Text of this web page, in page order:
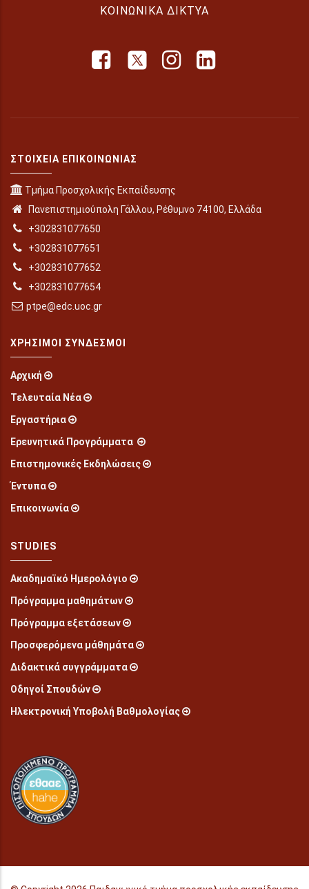
ΚΟΙΝΩΝΙΚΆ ΔΊΚΤΥΑ
ΣΤΟΙΧΕΊΑ ΕΠΙΚΟΙΝΩΝΊΑΣ
Τμήμα Προσχολικής Εκπαίδευσης
Πανεπιστημιούπολη Γάλλου, Ρέθυμνο 74100, Ελλάδα
+302831077650
+302831077651
+302831077652
+302831077654
ptpe@edc.uoc.gr
ΧΡΉΣΙΜΟΙ ΣΎΝΔΕΣΜΟΙ
Αρχική
Τελευταία Νέα
Εργαστήρια
Ερευνητικά Προγράμματα
Επιστημονικές Εκδηλώσεις
Έντυπα
Επικοινωνία
STUDIES
Ακαδημαϊκό Ημερολόγιο
Πρόγραμμα μαθημάτων
Πρόγραμμα εξετάσεων
Προσφερόμενα μάθημάτα
Διδακτικά συγγράμματα
Οδηγοί Σπουδών
Ηλεκτρονική Υποβολή Βαθμολογίας